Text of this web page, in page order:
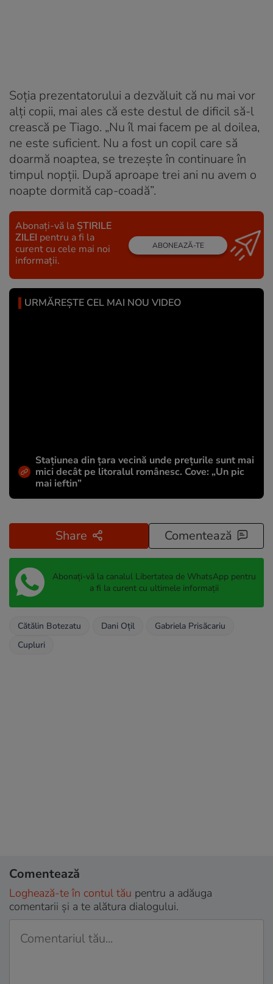
Soția prezentatorului a dezvăluit că nu mai vor
alți copii, mai ales că este destul de dificil să-l
crească pe Tiago. „Nu îl mai facem pe al doilea,
ne este suficient. Nu a fost un copil care să
doarmă noaptea, se trezește în continuare în
timpul nopții. După aproape trei ani nu avem o
noapte dormită cap-coadă”.
Abonați-vă la ȘTIRILE
ZILEI pentru a fi la
curent cu cele mai noi
informații.
ABONEAZĂ-TE
URMĂREȘTE CEL MAI NOU VIDEO
Stațiunea din țara vecină unde prețurile sunt mai
mici decât pe litoralul românesc. Cove: „Un pic
mai ieftin”
Share Comentează
Abonați-vă la canalul Libertatea de WhatsApp pentru
a fi la curent cu ultimele informații
Cătălin Botezatu Dani Oțil
Gabriela Prisăcariu
Cupluri
Comentează
Loghează-te în contul tău pentru a adăuga
comentarii și a te alătura dialogului.